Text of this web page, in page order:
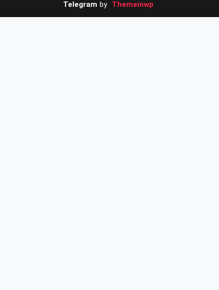
Telegram by Themeinwp